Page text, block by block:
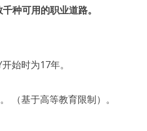
种可用的职业道路。
始时为17年。
（基于高等教育限制）。